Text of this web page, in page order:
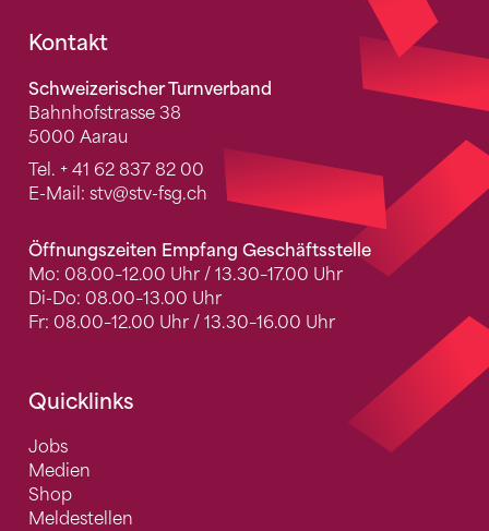
Fusszeile
Kontakt
Schweizerischer Turnverband
Bahnhofstrasse 38
5000 Aarau
Tel. + 41 62 837 82 00
E-Mail: stv@stv-fsg.ch
Öffnungszeiten Empfang Geschäftsstelle
Mo: 08.00–12.00 Uhr / 13.30–17.00 Uhr
Di-Do: 08.00–13.00 Uhr
Fr: 08.00–12.00 Uhr / 13.30–16.00 Uhr
Quicklinks
Jobs
Medien
Shop
Meldestellen